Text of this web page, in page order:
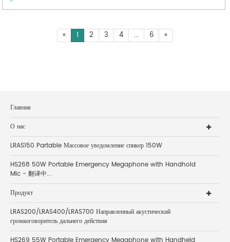
« 1 2 3 4 ... 6 »
Главная
О нас
LRAS150 Partable Массовое уведомление спикер 150W
HS268 50W Portable Emergency Megaphone with Handhold
Mic - 翻译中...
Продукт
LRAS200/LRAS400/LRAS700 Направленный акустический
громкоговоритель дальнего действия